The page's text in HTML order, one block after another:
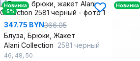
Новинка
-5%
347.75 BYN366.05
Блуза, Брюки, Жакет
Alani Collection 2581 черный
46, 48, 50
Новинка